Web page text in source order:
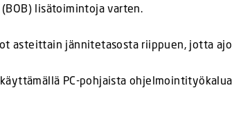
lisätoimintoja varten.
asteittain jännitetasosta riippuen, jotta
PC-pohjaista